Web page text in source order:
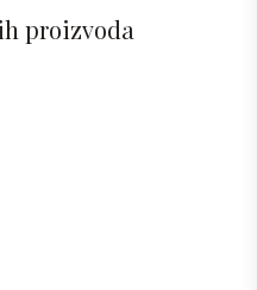
proizvoda